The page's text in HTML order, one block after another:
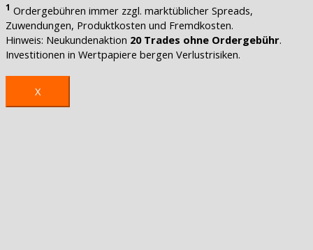
1 Ordergebühren immer zzgl. marktüblicher Spreads,
Zuwendungen, Produktkosten und Fremdkosten.
Hinweis: Neukundenaktion 20 Trades ohne Ordergebühr.
Investitionen in Wertpapiere bergen Verlustrisiken.
X